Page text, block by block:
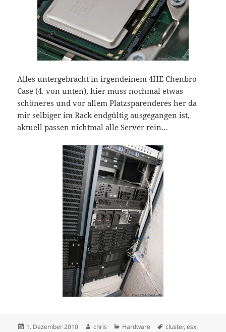
Alles untergebracht in irgendeinem 4HE Chenbro
Case (4. von unten), hier muss nochmal etwas
schöneres und vor allem Platzsparenderes her da
mir selbiger im Rack endgültig ausgegangen ist,
aktuell passen nichtmal alle Server rein…
Veröffentlicht
1. Dezember 2010 Autor
chris Kategorien
Hardware Schlagwörter
cluster,esx,